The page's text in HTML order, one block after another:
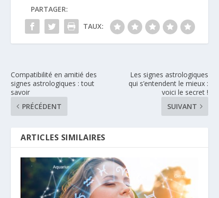
PARTAGER:
TAUX:
Compatibilité en amitié des
signes astrologiques : tout
savoir
PRÉCÉDENT
Les signes astrologiques
qui s’entendent le mieux :
voici le secret !
SUIVANT
ARTICLES SIMILAIRES